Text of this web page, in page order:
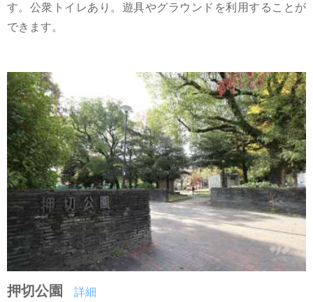
す。公衆トイレあり。遊具やグラウンドを利用することが
できます。
押切公園 詳細